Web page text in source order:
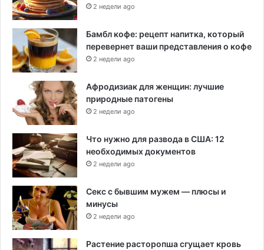
2 недели ago
Бамбл кофе: рецепт напитка, который
перевернет ваши представления о кофе
2 недели ago
Афродизиак для женщин: лучшие
природные патогены
2 недели ago
Что нужно для развода в США: 12
необходимых документов
2 недели ago
Секс с бывшим мужем — плюсы и
минусы
2 недели ago
Растение расторопша сгущает кровь